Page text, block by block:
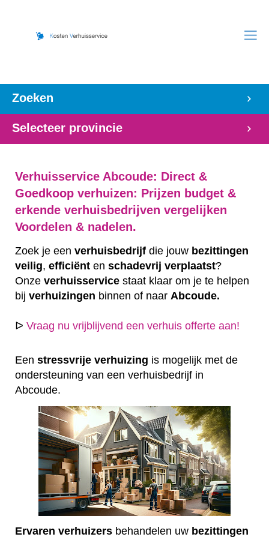
Zoeken
Selecteer provincie
Verhuisservice Abcoude: Direct &
Goedkoop verhuizen: Prijzen budget &
erkende verhuisbedrijven vergelijken
Voordelen & nadelen.
Zoek je een verhuisbedrijf die jouw bezittingen
veilig, efficiënt en schadevrij verplaatst?
Onze verhuisservice staat klaar om je te helpen
bij verhuizingen binnen of naar Abcoude.
ᐅ Vraag nu vrijblijvend een verhuis offerte aan!
Een stressvrije verhuizing is mogelijk met de
ondersteuning van een verhuisbedrijf in
Abcoude.
Ervaren verhuizers behandelen uw bezittingen